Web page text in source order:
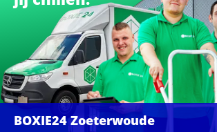
BOXIE24 Zoeterwoude